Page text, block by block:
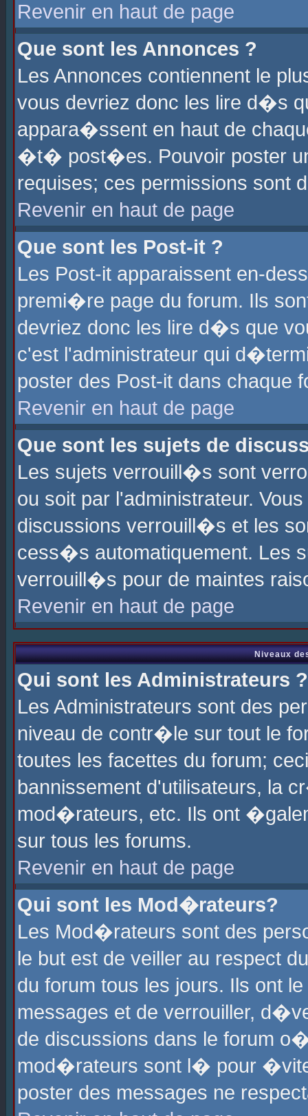
Revenir en haut de page
Que sont les Annonces ?
Les Annonces contiennent le
vous devriez donc les lire d�s
appara�ssent en haut de
�t� post�es. Pouvoir poster
requises; ces permissions sont
Revenir en haut de page
Que sont les Post-it ?
Les Post-it apparaissent en-
premi�re page du forum. Ils
devriez donc les lire d�s que
c'est l'administrateur qui
poster des Post-it dans chaque
Revenir en haut de page
Que sont les sujets de
Les sujets verrouill�s sont
ou soit par l'administrateur.
discussions verrouill�s et les
cess�s automatiquement. Les
verrouill�s pour de maintes
Revenir en haut de page
Niveaux
Qui sont les Administrateurs ?
Les Administrateurs sont des
niveau de contr�le sur tout le
toutes les facettes du forum;
bannissement d'utilisateurs, la
mod�rateurs, etc. Ils ont
sur tous les forums.
Revenir en haut de page
Qui sont les Mod�rateurs?
Les Mod�rateurs sont des
le but est de veiller au respect
du forum tous les jours. Ils ont
messages et de verrouiller,
de discussions dans le forum
mod�rateurs sont l� pour
poster des messages ne